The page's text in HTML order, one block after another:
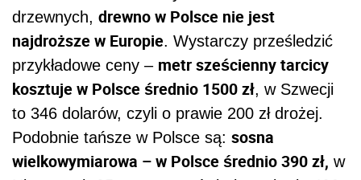
drzewnych, drewno w Polsce nie jest
najdroższe w Europie. Wystarczy prześledzić
przykładowe ceny – metr sześcienny tarcicy
kosztuje w Polsce średnio 1500 zł, w Szwecji
to 346 dolarów, czyli o prawie 200 zł drożej.
Podobnie tańsze w Polsce są: sosna
wielkowymiarowa – w Polsce średnio 390 zł, w